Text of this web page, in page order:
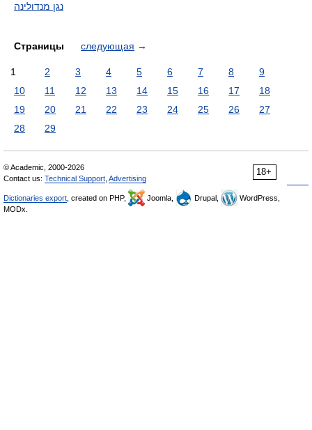
נגן מנדולינה
Страницы следующая →
1 2 3 4 5 6 7 8
9
10
11 12 13 14 15 16 17
18
19
20 21 22 23 24 25 26
27
28
29
18+
© Academic, 2000-2026
Contact us: Technical Support Advertising
Dictionaries export , created on PHP, Joomla, Drupal,
WordPress,
MODx.